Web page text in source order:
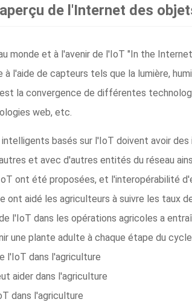
de l'Internet des
monde et à l'avenir de l'IoT "In the
à l'aide de capteurs tels que la lumière,
la convergence de différentes
web, etc.
intelligents basés sur l'IoT doivent avoir
et avec d'autres entités du réseau
ont été proposées, et l'interopérabilité
ont aidé les agriculteurs à suivre les taux
l'IoT dans les opérations agricoles a
une plante adulte à chaque étape du
l'IoT dans l'agriculture
aider dans l'agriculture
dans l'agriculture